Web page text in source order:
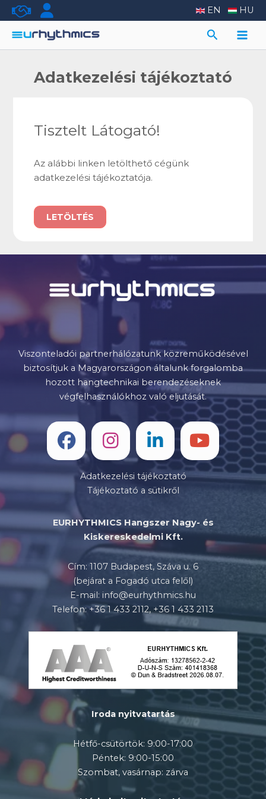
Skip
to
content
EN HU
Search
Adatkezelési tájékoztató
Tisztelt Látogató!
Az alábbi linken letölthető cégünk
adatkezelési tájékoztatója.
LETÖLTÉS
Viszonteladói partnerhálózatunk közreműködésével
biztosítjuk a Magyarországon általunk forgalomba
hozott hangtechnikai berendezéseknek
végfelhasználókhoz való eljutását.
Adatkezelési tájékoztató
Tájékoztató a sütikről
EURHYTHMICS Hangszer Nagy- és
Kiskereskedelmi Kft.
Cím: 1107 Budapest, Száva u. 6
(bejárat a Fogadó utca felől)
E-mail: info@eurhythmics.hu
Telefon: +36 1 433 2112, +36 1 433 2113
Iroda nyitvatartás
Hétfő-csütörtök: 9:00-17:00
Péntek: 9:00-15:00
Szombat, vasárnap: zárva